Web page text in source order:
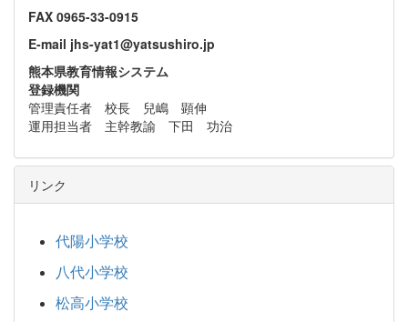
FAX 0965-33-0915
E-mail jhs-yat1@yatsushiro.jp
熊本県教育情報システム
登録機関
管理責任者 校長 兒嶋 顕伸
運用担当者 主幹教諭 下田 功治
リンク
代陽小学校
八代小学校
松高小学校